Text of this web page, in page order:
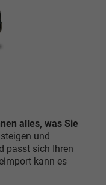
alles, was Sie
und
passt sich Ihren
kann es